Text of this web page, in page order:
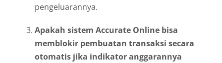
pengeluarannya.
Apakah sistem Accurate Online bisa
memblokir pembuatan transaksi secara
otomatis jika indikator anggarannya